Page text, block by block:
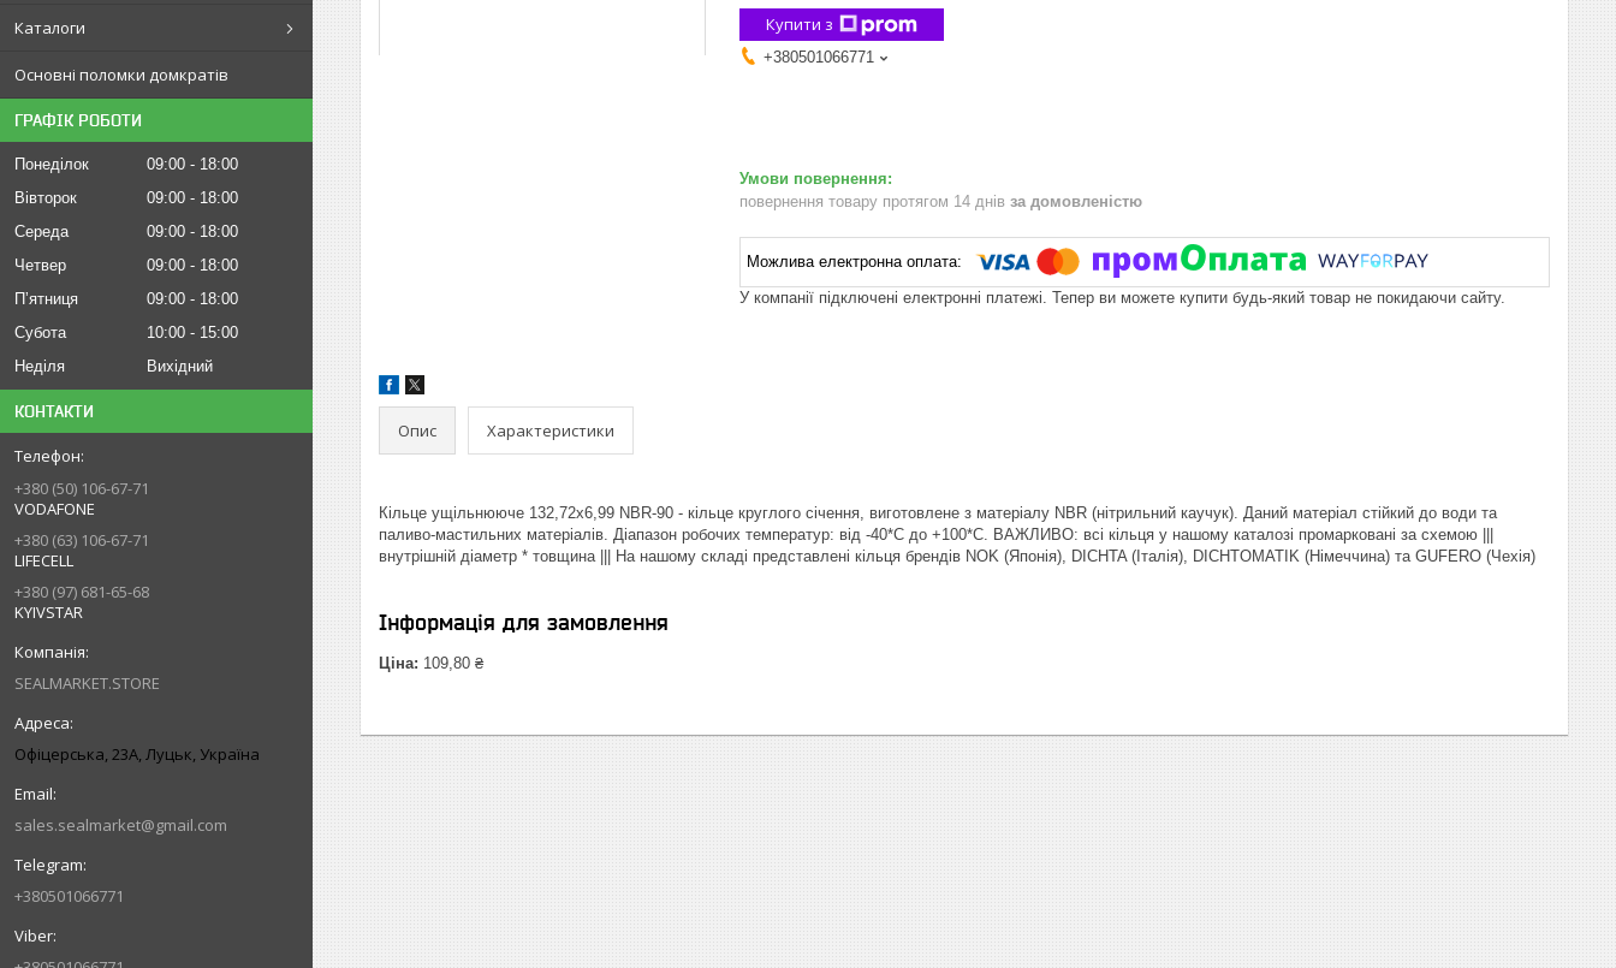
Каталоги
Основні поломки домкратів
ГРАФІК РОБОТИ
Понеділок 09:00
18:00
Вівторок
09:00
18:00
Середа
09:00
18:00
Четвер
09:00
18:00
Пʼятниця
09:00
18:00
Субота
10:00
15:00
Неділя
Вихідний
КОНТАКТИ
+380 (50) 106-67-71
VODAFONE
+380 (63) 106-67-71
LIFECELL
+380 (97) 681-65-68
KYIVSTAR
SEALMARKET.STORE
Офіцерська, 23А, Луцьк, Україна
sales.sealmarket@gmail.com
+380501066771
Купити з
+380501066771
повернення товару протягом 14 днів за домовленістю
У компанії підключені електронні платежі. Тепер ви можете купити будь-який товар не покидаючи сайту.
Опис Характеристики
Кільце ущільнююче 132,72х6,99 NBR-90 - кільце круглого січення, виготовлене з матеріалу NBR (нітрильний каучук). Даний матеріал стійкий до води та
паливо-мастильних матеріалів. Діапазон робочих температур: від -40*С до +100*С. ВАЖЛИВО: всі кільця у нашому каталозі промарковані за схемою |||
внутрішній діаметр * товщина ||| На нашому складі представлені кільця брендів NOK (Японія), DICHTA (Італія), DICHTOMATIK (Німеччина) та GUFERO (Чехія)
Інформація для замовлення
Ціна: 109,80 ₴